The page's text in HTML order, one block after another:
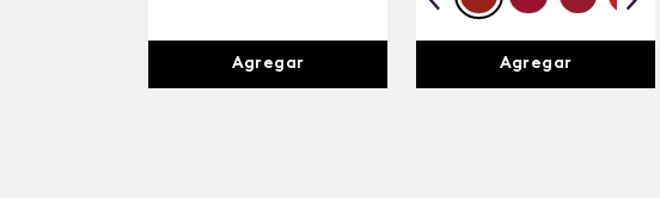
Agregar Agregar